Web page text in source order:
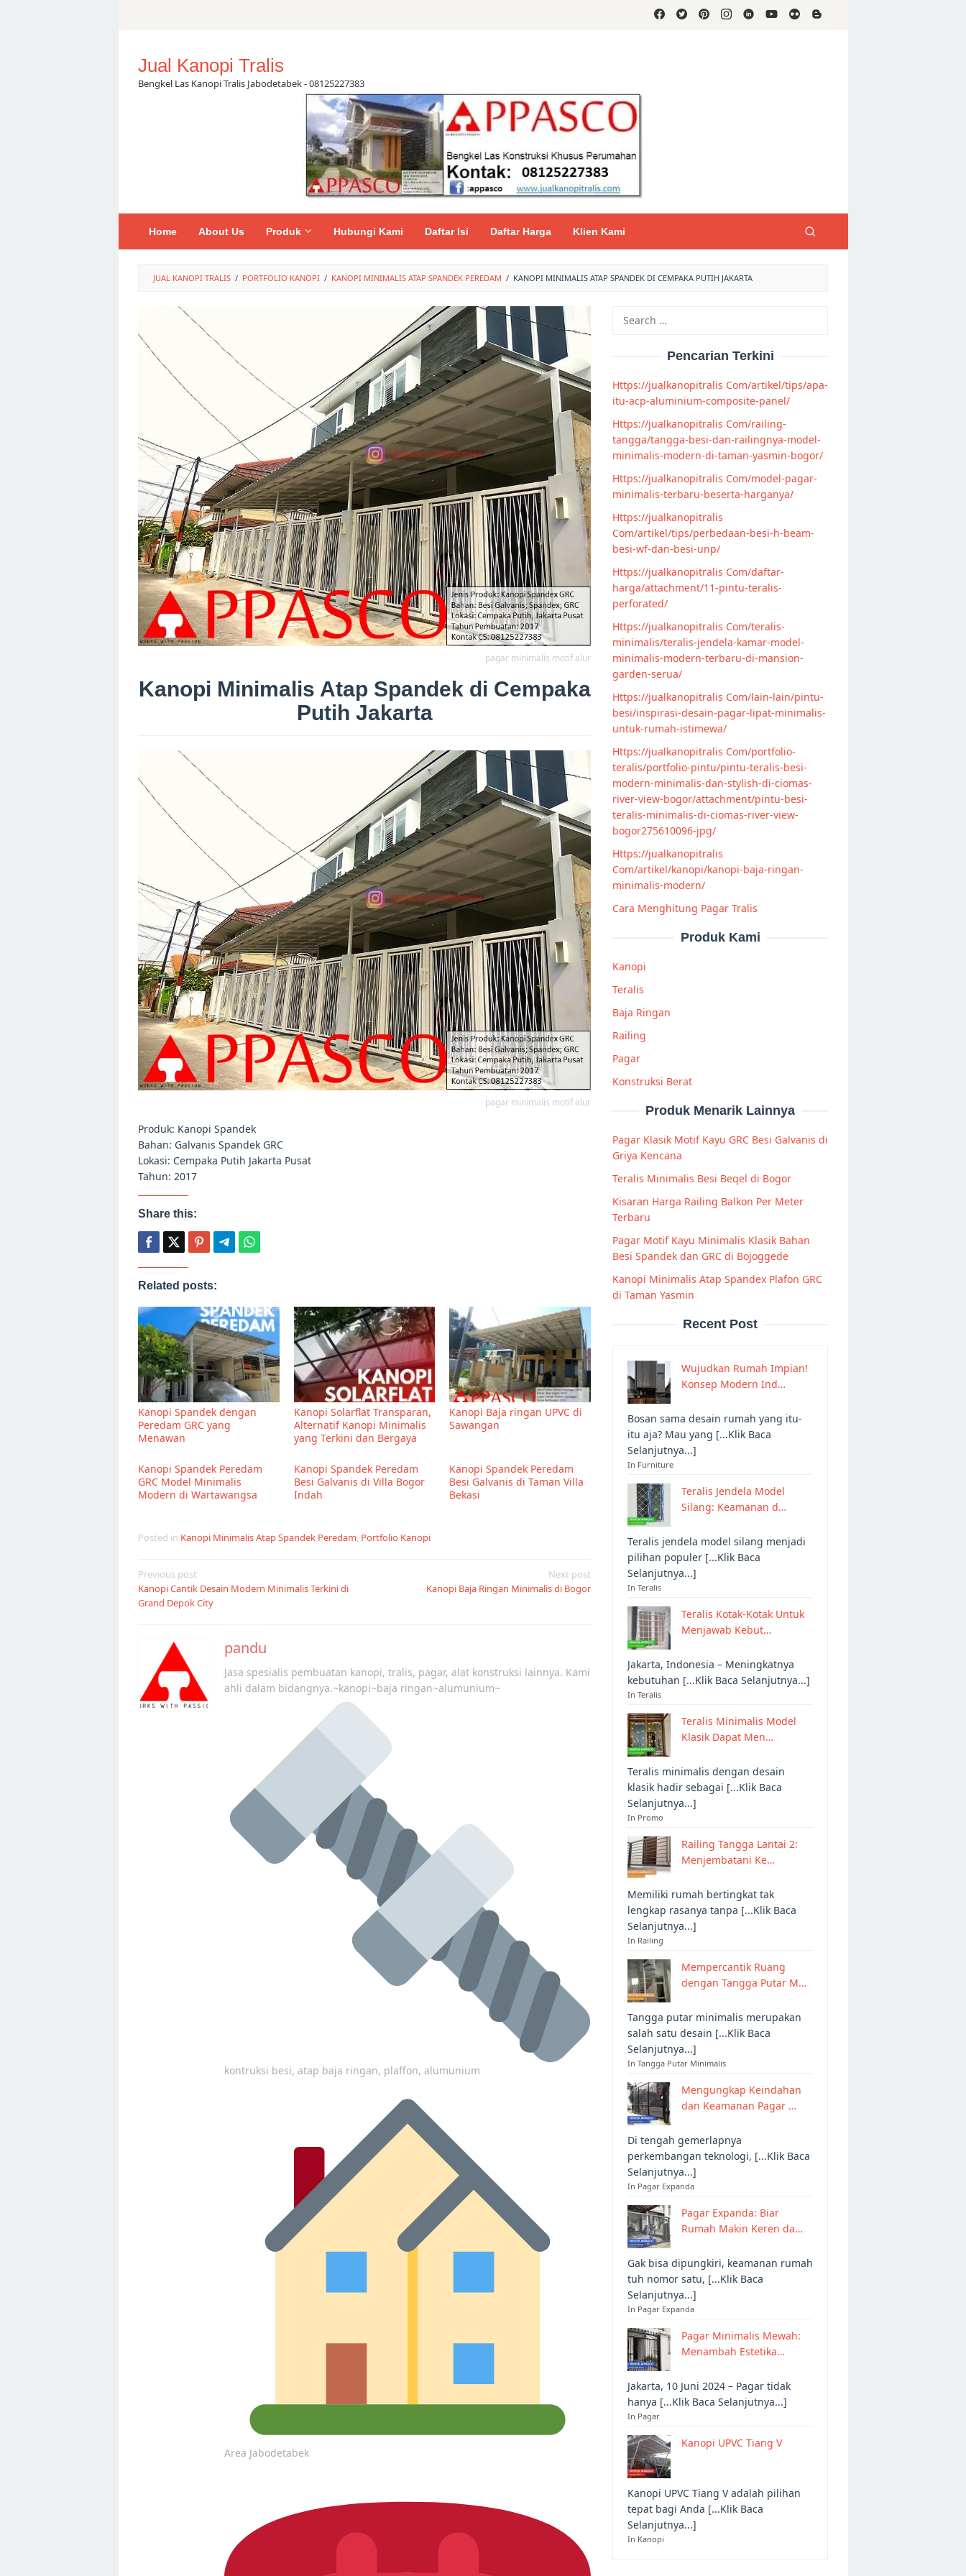
Jual Kanopi Tralis
Bengkel Las Kanopi Tralis Jabodetabek - 08125227383
Home About Us Produk Hubungi Kami Daftar Isi Daftar Harga Klien Kami
JUAL KANOPI TRALIS / PORTFOLIO KANOPI / KANOPI MINIMALIS ATAP SPANDEK PEREDAM / KANOPI MINIMALIS ATAP SPANDEK DI CEMPAKA PUTIH JAKARTA
pagar minimalis motif alur
Kanopi Minimalis Atap Spandek di Cempaka
Putih Jakarta
pagar minimalis motif alur
Produk: Kanopi Spandek
Bahan: Galvanis Spandek GRC
Lokasi: Cempaka Putih Jakarta Pusat
Tahun: 2017
Share this:
Related posts:
Kanopi Spandek dengan
Peredam GRC yang
Menawan
Kanopi Solarflat Transparan,
Alternatif Kanopi Minimalis
yang Terkini dan Bergaya
Kanopi Baja ringan UPVC di
Sawangan
Kanopi Spandek Peredam
GRC Model Minimalis
Modern di Wartawangsa
Kanopi Spandek Peredam
Besi Galvanis di Villa Bogor
Indah
Kanopi Spandek Peredam
Besi Galvanis di Taman Villa
Bekasi
Posted in Kanopi Minimalis Atap Spandek Peredam, Portfolio Kanopi
Post
navigation
Previous post
Kanopi Cantik Desain Modern Minimalis Terkini di
Grand Depok City
Next post
Kanopi Baja Ringan Minimalis di Bogor
pandu
Jasa spesialis pembuatan kanopi, tralis, pagar, alat konstruksi lainnya. Kami
ahli dalam bidangnya.~kanopi~baja ringan~alumunium~
kontruksi besi, atap baja ringan, plaffon, alumunium
Area Jabodetabek
for:
Pencarian Terkini
Https://jualkanopitralis Com/artikel/tips/apa-
itu-acp-aluminium-composite-panel/
Https://jualkanopitralis Com/railing-
tangga/tangga-besi-dan-railingnya-model-
minimalis-modern-di-taman-yasmin-bogor/
Https://jualkanopitralis Com/model-pagar-
minimalis-terbaru-beserta-harganya/
Https://jualkanopitralis
Com/artikel/tips/perbedaan-besi-h-beam-
besi-wf-dan-besi-unp/
Https://jualkanopitralis Com/daftar-
harga/attachment/11-pintu-teralis-
perforated/
Https://jualkanopitralis Com/teralis-
minimalis/teralis-jendela-kamar-model-
minimalis-modern-terbaru-di-mansion-
garden-serua/
Https://jualkanopitralis Com/lain-lain/pintu-
besi/inspirasi-desain-pagar-lipat-minimalis-
untuk-rumah-istimewa/
Https://jualkanopitralis Com/portfolio-
teralis/portfolio-pintu/pintu-teralis-besi-
modern-minimalis-dan-stylish-di-ciomas-
river-view-bogor/attachment/pintu-besi-
teralis-minimalis-di-ciomas-river-view-
bogor275610096-jpg/
Https://jualkanopitralis
Com/artikel/kanopi/kanopi-baja-ringan-
minimalis-modern/
Cara Menghitung Pagar Tralis
Produk Kami
Kanopi
Teralis
Baja Ringan
Railing
Pagar
Konstruksi Berat
Produk Menarik Lainnya
Pagar Klasik Motif Kayu GRC Besi Galvanis di
Griya Kencana
Teralis Minimalis Besi Beqel di Bogor
Kisaran Harga Railing Balkon Per Meter
Terbaru
Pagar Motif Kayu Minimalis Klasik Bahan
Besi Spandek dan GRC di Bojoggede
Kanopi Minimalis Atap Spandex Plafon GRC
di Taman Yasmin
Recent Post
Wujudkan Rumah Impian!
Konsep Modern Ind…
Bosan sama desain rumah yang itu-
itu aja? Mau yang [...Klik Baca
Selanjutnya...]
In Furniture
Teralis Jendela Model
Silang: Keamanan d…
Teralis jendela model silang menjadi
pilihan populer [...Klik Baca
Selanjutnya...]
In Teralis
Teralis Kotak-Kotak Untuk
Menjawab Kebut…
Jakarta, Indonesia – Meningkatnya
kebutuhan [...Klik Baca Selanjutnya...]
In Teralis
Teralis Minimalis Model
Klasik Dapat Men…
Teralis minimalis dengan desain
klasik hadir sebagai [...Klik Baca
Selanjutnya...]
In Promo
Railing Tangga Lantai 2:
Menjembatani Ke…
Memiliki rumah bertingkat tak
lengkap rasanya tanpa [...Klik Baca
Selanjutnya...]
In Railing
Mempercantik Ruang
dengan Tangga Putar M…
Tangga putar minimalis merupakan
salah satu desain [...Klik Baca
Selanjutnya...]
In Tangga Putar Minimalis
Mengungkap Keindahan
dan Keamanan Pagar …
Di tengah gemerlapnya
perkembangan teknologi, [...Klik Baca
Selanjutnya...]
In Pagar Expanda
Pagar Expanda: Biar
Rumah Makin Keren da…
Gak bisa dipungkiri, keamanan rumah
tuh nomor satu, [...Klik Baca
Selanjutnya...]
In Pagar Expanda
Pagar Minimalis Mewah:
Menambah Estetika…
Jakarta, 10 Juni 2024 – Pagar tidak
hanya [...Klik Baca Selanjutnya...]
In Pagar
Kanopi UPVC Tiang V
Kanopi UPVC Tiang V adalah pilihan
tepat bagi Anda [...Klik Baca
Selanjutnya...]
In Kanopi